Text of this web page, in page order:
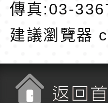
傳真:03-
建議瀏覽器